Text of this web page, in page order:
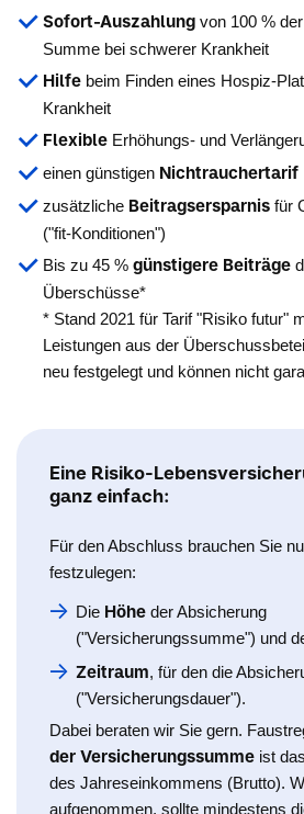
Sofort-Auszahlung von 100 %
Summe bei schwerer Krankheit
Hilfe beim Finden eines Hospiz-
Krankheit
Flexible Erhöhungs- und
einen günstigen Nichtrauchertarif
zusätzliche Beitragsersparnis für
("fit-Konditionen")
Bis zu 45 % günstigere Beiträge
Überschüsse*
* Stand 2021 für Tarif "Risiko futur"
Leistungen aus der
neu festgelegt und können nicht
Eine Risiko-
ganz einfach:
Für den Abschluss brauchen Sie
festzulegen:
Die Höhe der Absicherung
("Versicherungssumme") und
Zeitraum, für den die
("Versicherungsdauer").
Dabei beraten wir Sie gern.
der Versicherungssumme ist
des Jahreseinkommens (Brutto).
aufgenommen, sollte mindestens